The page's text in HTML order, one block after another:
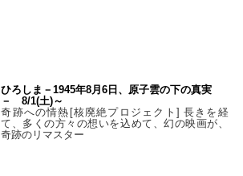
ひろしま－1945年8月6日、原子雲の下の真実
－ 8/1(土)～
奇跡への情熱[核廃絶プロジェクト] 長きを経
て、多くの方々の想いを込めて、幻の映画が、
奇跡のリマスター